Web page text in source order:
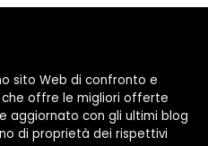
sito Web di confronto e
offre le migliori offerte
aggiornato con gli ultimi blog
di proprietà dei rispettivi